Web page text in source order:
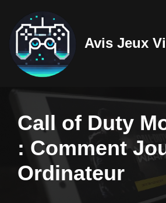
Aller
contenu
Avis Jeux
Call of Duty
: Comment
Ordinateur